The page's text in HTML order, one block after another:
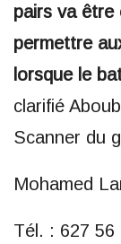
pairs va être
permettre
lorsque le
clarifié
Scanner du
Mohamed
Tél. : 627 56